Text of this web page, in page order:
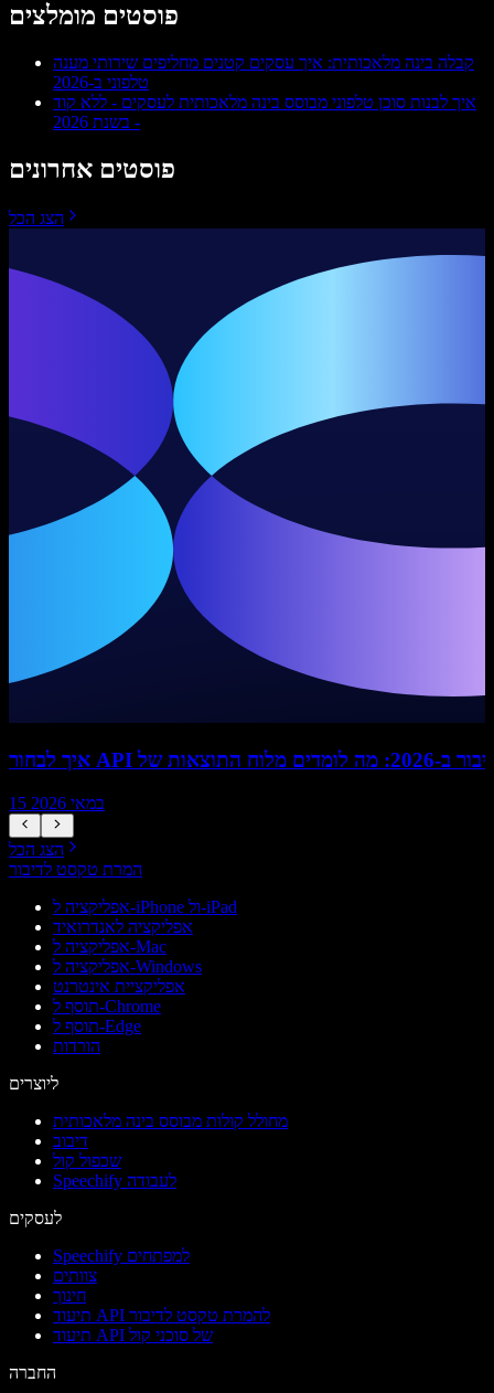
פוסטים מומלצים
קבלה בינה מלאכותית: איך עסקים קטנים מחליפים שירותי מענה
טלפוני ב-2026
איך לבנות סוכן טלפוני מבוסס בינה מלאכותית לעסקים - ללא קוד
- בשנת 2026
פוסטים אחרונים
הצג הכל
15 במאי 2026
הצג הכל
המרת טקסט לדיבור
אפליקציה ל-iPhone ול-iPad
אפליקציה לאנדרואיד
אפליקציה ל-Mac
אפליקציה ל-Windows
אפליקציית אינטרנט
תוסף ל-Chrome
תוסף ל-Edge
הורדות
ליוצרים
מחולל קולות מבוסס בינה מלאכותית
דיבוב
שכפול קול
Speechify לעבודה
לעסקים
Speechify למפתחים
צוותים
חינוך
תיעוד API להמרת טקסט לדיבור
תיעוד API של סוכני קול
החברה